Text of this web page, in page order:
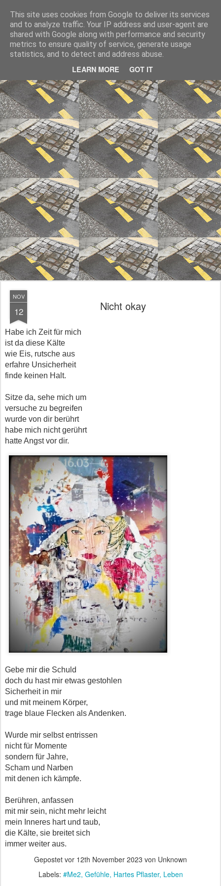
This site uses cookies from Google to deliver its services
and to analyze traffic. Your IP address and user-agent are
shared with Google along with performance and security
metrics to ensure quality of service, generate usage
statistics, and to detect and address abuse.
LEARN MORE GOT IT
Charlie's Sympathy #Leben #Berlin
NOV
12 Nicht okay
Habe ich Zeit für mich
ist da diese Kälte
wie Eis, rutsche aus
erfahre Unsicherheit
finde keinen Halt.
Sitze da, sehe mich um
versuche zu begreifen
wurde von dir berührt
habe mich nicht gerührt
hatte Angst vor dir.
Gebe mir die Schuld
doch du hast mir etwas gestohlen
Sicherheit in mir
und mit meinem Körper,
trage blaue Flecken als Andenken.
Wurde mir selbst entrissen
nicht für Momente
sondern für Jahre,
Scham und Narben
mit denen ich kämpfe.
Berühren, anfassen
mit mir sein, nicht mehr leicht
mein Inneres hart und taub,
die Kälte, sie breitet sich
immer weiter aus.
Gepostet vor 12th November 2023 von Unknown
Labels: #Me2 Gefühle Hartes Pflaster Leben